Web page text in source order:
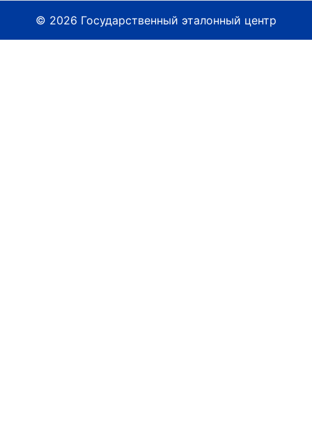
© 2026 Государственный эталонный центр